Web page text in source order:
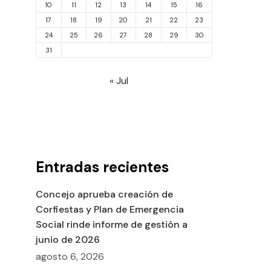
10
11 12 13 14 15
16
17
18 19 20 21 22
23
24
25 26 27 28 29
30
31
« Jul
Entradas recientes
Concejo aprueba creación de
Corfiestas y Plan de Emergencia
Social rinde informe de gestión a
junio de 2026
agosto 6, 2026